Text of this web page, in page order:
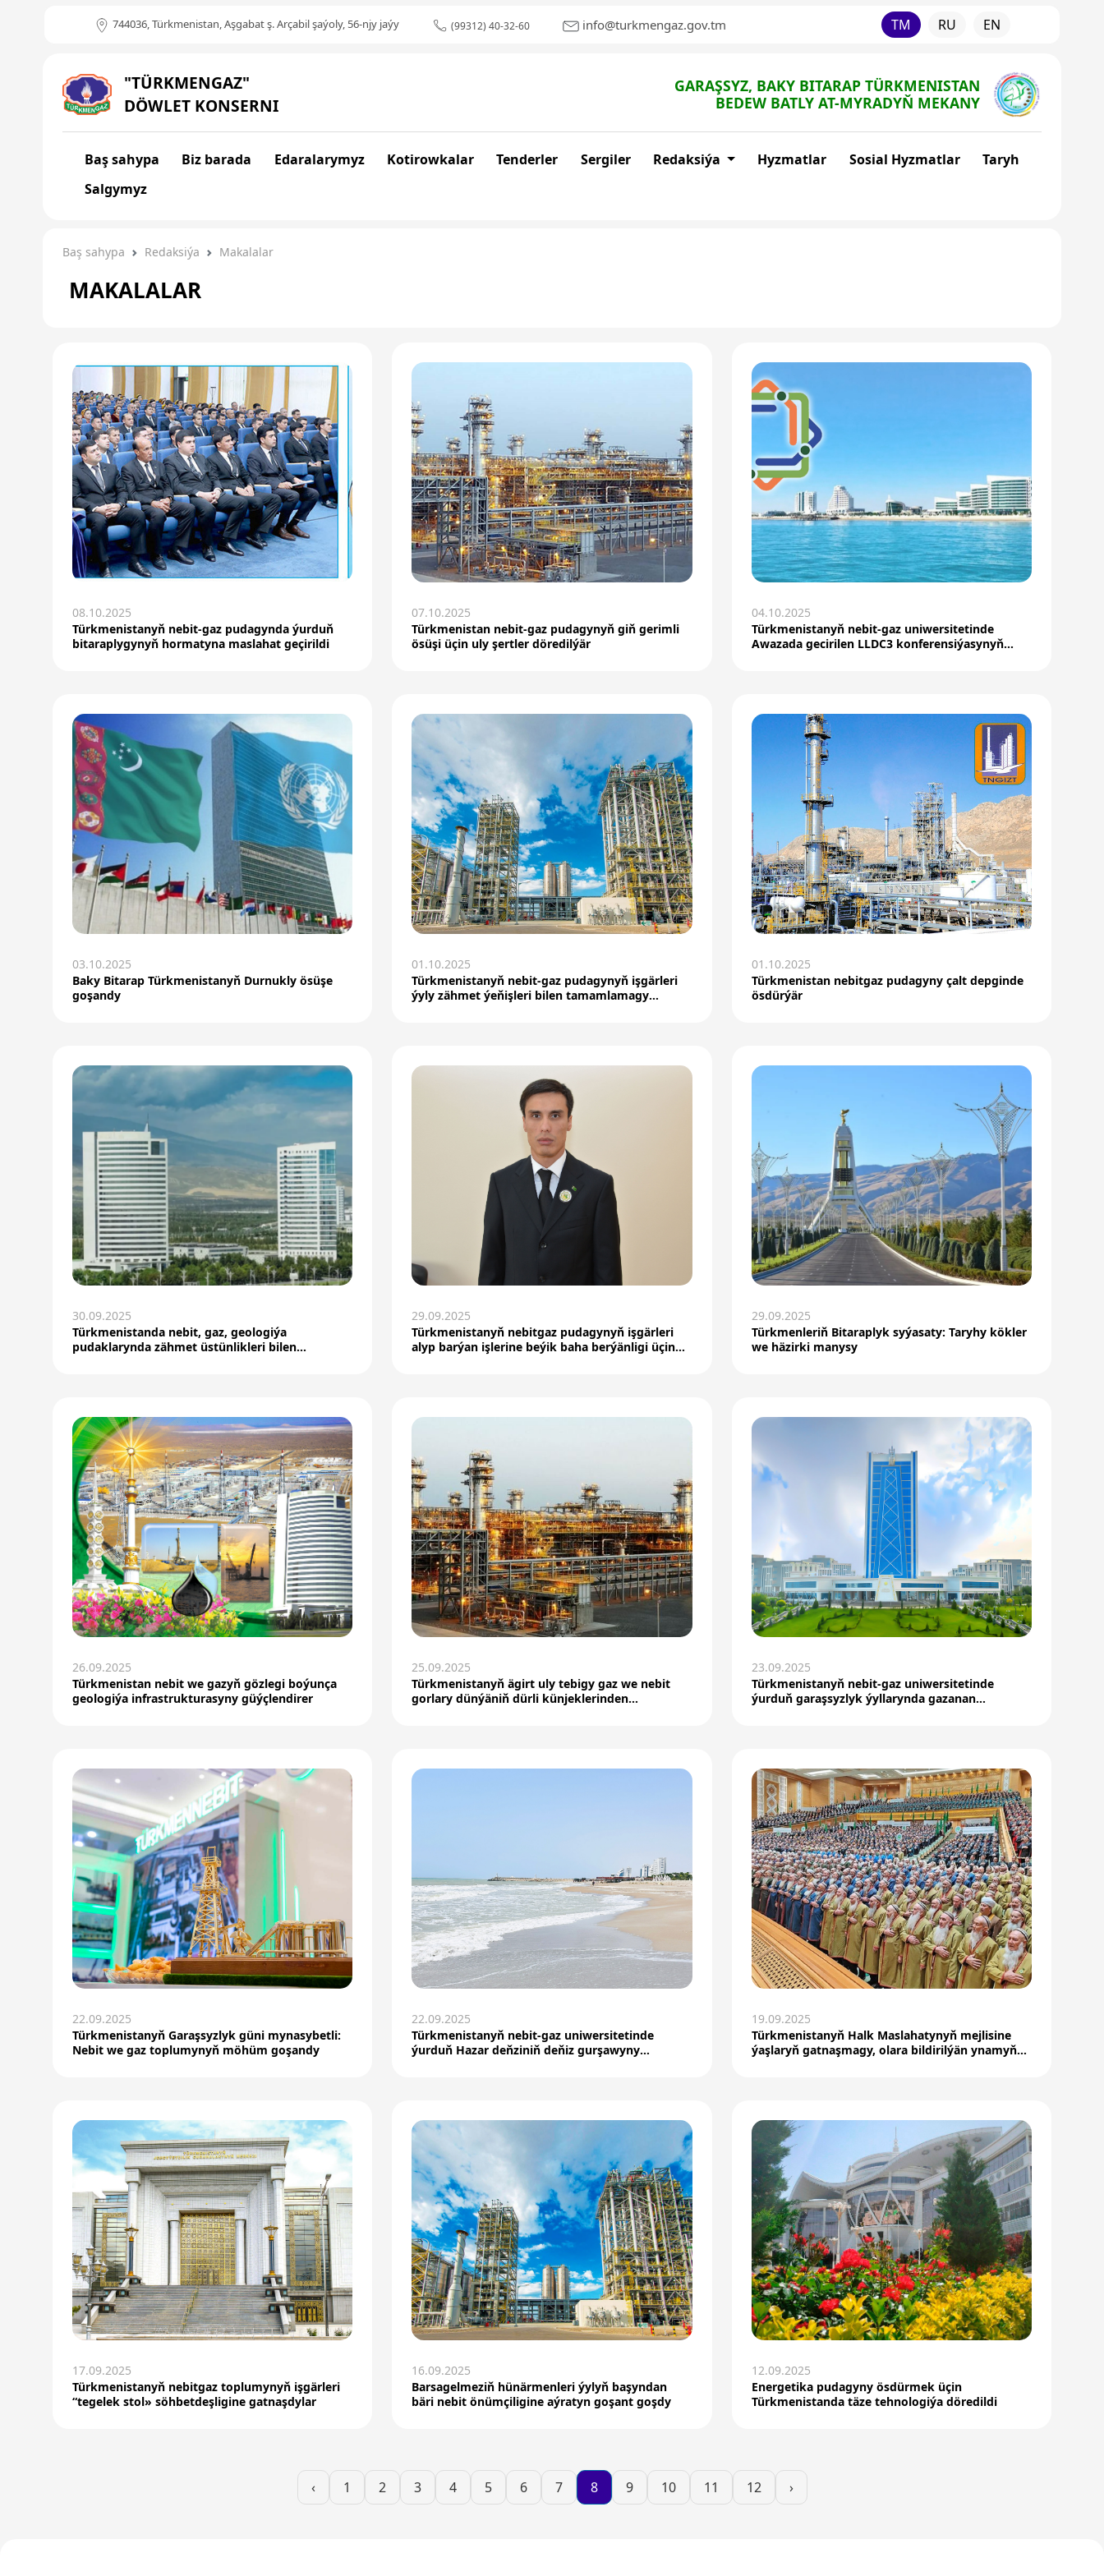
744036, Türkmenistan, Aşgabat ş. Arçabil şaýoly, 56-njy jaýy (99312) 40-32-60 info@turkmengaz.gov.tm TM RU EN
"TÜRKMENGAZ"
DÖWLET KONSERNI
GARAŞSYZ, BAKY BITARAP TÜRKMENISTAN
BEDEW BATLY AT-MYRADYŇ MEKANY
Baş sahypa Biz barada Edaralarymyz Kotirowkalar Tenderler Sergiler Redaksiýa Hyzmatlar Sosial Hyzmatlar
Taryh
Salgymyz
Baş sahypa Redaksiýa Makalalar
MAKALALAR
08.10.2025
Türkmenistanyň nebit-gaz pudagynda ýurduň
bitaraplygynyň hormatyna maslahat geçirildi
07.10.2025
Türkmenistan nebit-gaz pudagynyň giň gerimli
ösüşi üçin uly şertler döredilýär
04.10.2025
Türkmenistanyň nebit-gaz uniwersitetinde
Awazada gecirilen LLDC3 konferensiýasynyň
03.10.2025
Baky Bitarap Türkmenistanyň Durnukly ösüşe
goşandy
01.10.2025
Türkmenistanyň nebit-gaz pudagynyň işgärleri
ýyly zähmet ýeňişleri bilen tamamlamagy
01.10.2025
Türkmenistan nebitgaz pudagyny çalt depginde
ösdürýär
30.09.2025
Türkmenistanda nebit, gaz, geologiýa
pudaklarynda zähmet üstünlikleri bilen
29.09.2025
Türkmenistanyň nebitgaz pudagynyň işgärleri
alyp barýan işlerine beýik baha berýänligi üçin
29.09.2025
Türkmenleriň Bitaraplyk syýasaty: Taryhy kökler
we häzirki manysy
26.09.2025
Türkmenistan nebit we gazyň gözlegi boýunça
geologiýa infrastrukturasyny güýçlendirer
25.09.2025
Türkmenistanyň ägirt uly tebigy gaz we nebit
gorlary dünýäniň dürli künjeklerinden
23.09.2025
Türkmenistanyň nebit-gaz uniwersitetinde
ýurduň garaşsyzlyk ýyllarynda gazanan
22.09.2025
Türkmenistanyň Garaşsyzlyk güni mynasybetli:
Nebit we gaz toplumynyň möhüm goşandy
22.09.2025
Türkmenistanyň nebit-gaz uniwersitetinde
ýurduň Hazar deňziniň deňiz gurşawyny
19.09.2025
Türkmenistanyň Halk Maslahatynyň mejlisine
ýaşlaryň gatnaşmagy, olara bildirilýän ynamyň
17.09.2025
Türkmenistanyň nebitgaz toplumynyň işgärleri
“tegelek stol» söhbetdeşligine gatnaşdylar
16.09.2025
Barsagelmeziň hünärmenleri ýylyň başyndan
bäri nebit önümçiligine aýratyn goşant goşdy
12.09.2025
Energetika pudagyny ösdürmek üçin
Türkmenistanda täze tehnologiýa döredildi
‹ 1 2 3 4 5 6 7 8 9 10 11 12 ›